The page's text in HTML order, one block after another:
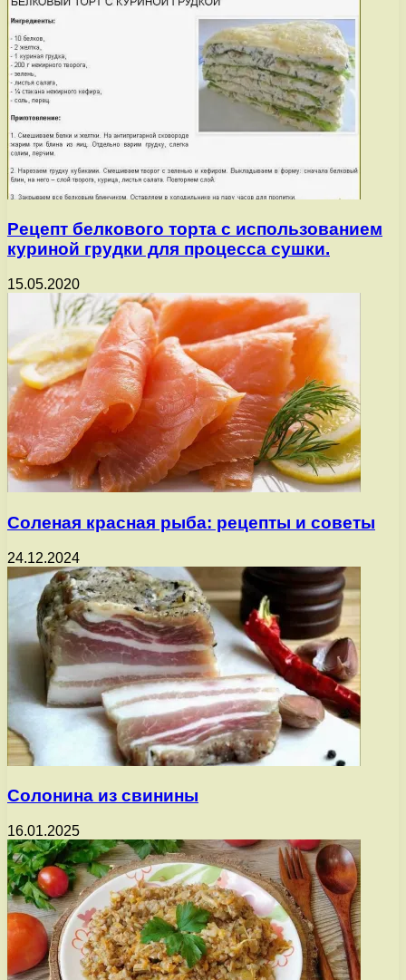
Рецепт белкового торта с использованием
куриной грудки для процесса сушки.
15.05.2020
Соленая красная рыба: рецепты и советы
24.12.2024
Солонина из свинины
16.01.2025